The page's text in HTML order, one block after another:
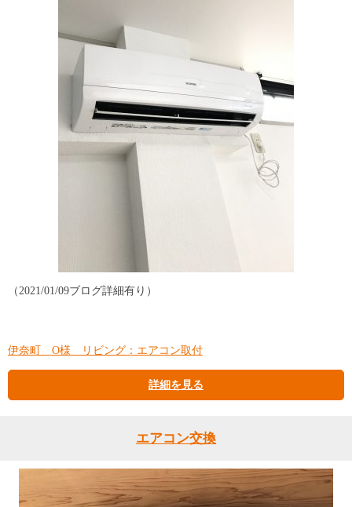
（2021/01/09ブログ詳細有り）
伊奈町 O様 リビング：エアコン取付
詳細を見る
エアコン交換